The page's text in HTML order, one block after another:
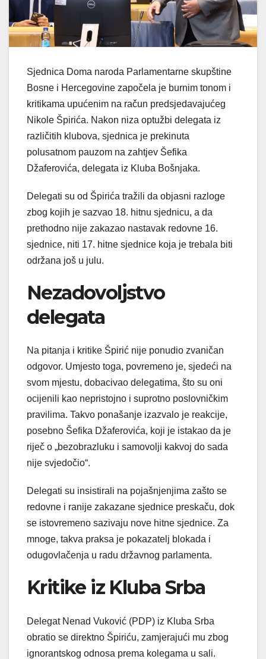
Sjednica Doma naroda Parlamentarne skupštine
Bosne i Hercegovine započela je burnim tonom i
kritikama upućenim na račun predsjedavajućeg
Nikole Špirića. Nakon niza optužbi delegata iz
različitih klubova, sjednica je prekinuta
polusatnom pauzom na zahtjev Šefika
Džaferovića, delegata iz Kluba Bošnjaka.
Delegati su od Špirića tražili da objasni razloge
zbog kojih je sazvao 18. hitnu sjednicu, a da
prethodno nije zakazao nastavak redovne 16.
sjednice, niti 17. hitne sjednice koja je trebala biti
održana još u julu.
Nezadovoljstvo
delegata
Na pitanja i kritike Špirić nije ponudio zvaničan
odgovor. Umjesto toga, povremeno je, sjedeći na
svom mjestu, dobacivao delegatima, što su oni
ocijenili kao nepristojno i suprotno poslovničkim
pravilima. Takvo ponašanje izazvalo je reakcije,
posebno Šefika Džaferovića, koji je istakao da je
riječ o „bezobrazluku i samovolji kakvoj do sada
nije svjedočio“.
Delegati su insistirali na pojašnjenjima zašto se
redovne i ranije zakazane sjednice preskaču, dok
se istovremeno sazivaju nove hitne sjednice. Za
mnoge, takva praksa je pokazatelj blokada i
odugovlačenja u radu državnog parlamenta.
Kritike iz Kluba Srba
Delegat Nenad Vuković (PDP) iz Kluba Srba
obratio se direktno Špiriću, zamjerajući mu zbog
ignorantskog odnosa prema kolegama u sali.